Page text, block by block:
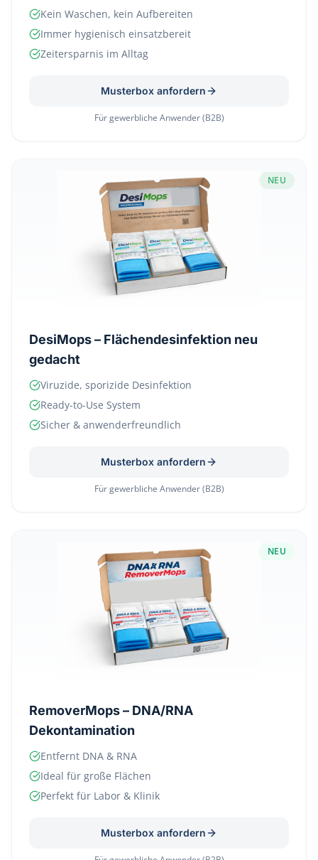
Kein Waschen, kein Aufbereiten
Immer hygienisch einsatzbereit
Zeitersparnis im Alltag
Musterbox anfordern
Für gewerbliche Anwender (B2B)
NEU
DesiMops – Flächendesinfektion neu
gedacht
Viruzide, sporizide Desinfektion
Ready-to-Use System
Sicher & anwenderfreundlich
Musterbox anfordern
Für gewerbliche Anwender (B2B)
NEU
RemoverMops – DNA/RNA
Dekontamination
Entfernt DNA & RNA
Ideal für große Flächen
Perfekt für Labor & Klinik
Musterbox anfordern